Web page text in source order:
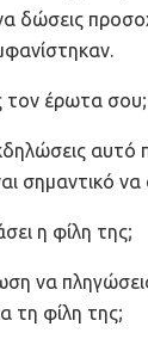
δώσεις
τον έρωτα σου;
αυτό
σημαντικό να
η φίλη της;
να
τη φίλη της;